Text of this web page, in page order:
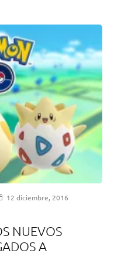
12 diciembre, 2016
NUEVOS
A